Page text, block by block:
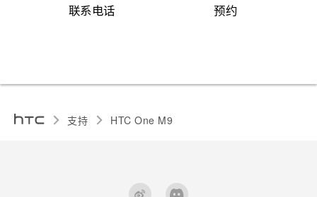
联系电话 预约
支持 HTC One M9‎